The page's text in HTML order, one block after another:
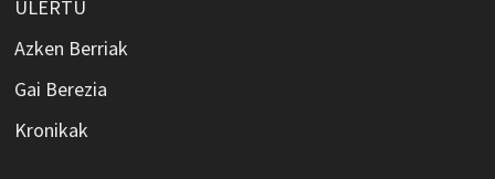
ULERTU
Azken Berriak
Gai Berezia
Kronikak